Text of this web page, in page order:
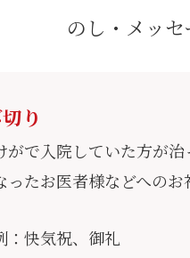
個入
4,617円
のし・メッセ
り
がで入院していた方が
ったお医者様などへのお
：快気祝、御礼